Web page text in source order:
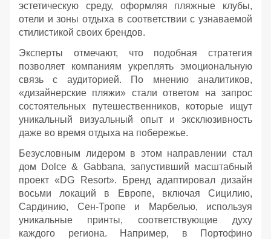
эстетическую среду, оформляя пляжные клубы,
отели и зоны отдыха в соответствии с узнаваемой
стилистикой своих брендов.
Эксперты отмечают, что подобная стратегия
позволяет компаниям укреплять эмоциональную
связь с аудиторией. По мнению аналитиков,
«дизайнерские пляжи» стали ответом на запрос
состоятельных путешественников, которые ищут
уникальный визуальный опыт и эксклюзивность
даже во время отдыха на побережье.
Безусловным лидером в этом направлении стал
дом Dolce & Gabbana, запустивший масштабный
проект «DG Resort». Бренд адаптировал дизайн
восьми локаций в Европе, включая Сицилию,
Сардинию, Сен-Тропе и Марбелью, используя
уникальные принты, соответствующие духу
каждого региона. Например, в Портофино